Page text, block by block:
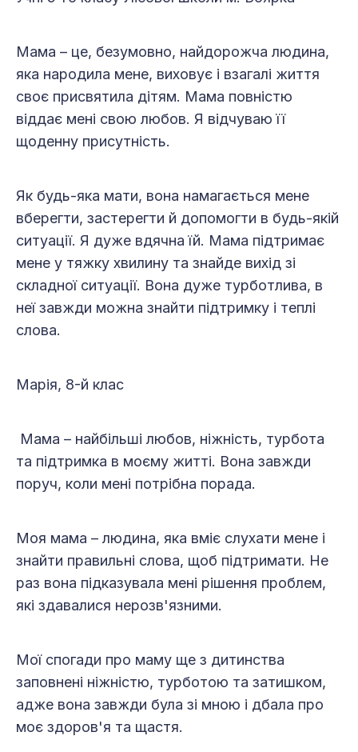
Мама – це, безумовно, найдорожча людина,
яка народила мене, виховує і взагалі життя
своє присвятила дітям. Мама повністю
віддає мені свою любов. Я відчуваю її
щоденну присутність.
Як будь-яка мати, вона намагається мене
вберегти, застерегти й допомогти в будь-якій
ситуації. Я дуже вдячна їй. Мама підтримає
мене у тяжку хвилину та знайде вихід зі
складної ситуації. Вона дуже турботлива, в
неї завжди можна знайти підтримку і теплі
слова.
Марія, 8-й клас
Мама – найбільші любов, ніжність, турбота
та підтримка в моєму житті. Вона завжди
поруч, коли мені потрібна порада.
Моя мама – людина, яка вміє слухати мене і
знайти правильні слова, щоб підтримати. Не
раз вона підказувала мені рішення проблем,
які здавалися нерозв'язними.
Мої спогади про маму ще з дитинства
заповнені ніжністю, турботою та затишком,
адже вона завжди була зі мною і дбала про
моє здоров'я та щастя.